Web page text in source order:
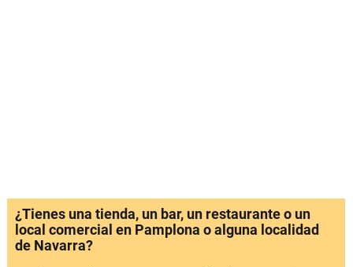
¿Tienes una tienda, un bar, un restaurante o un
local comercial en Pamplona o alguna localidad
de Navarra?